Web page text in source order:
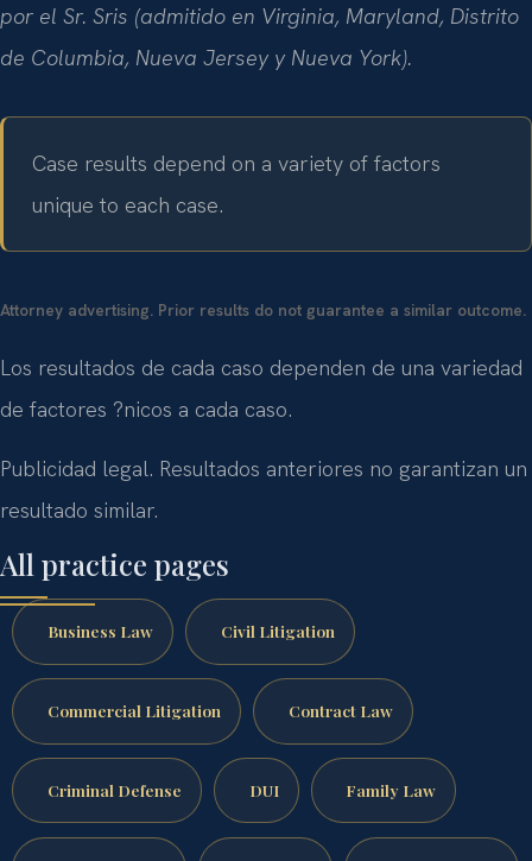
por el Sr. Sris (admitido en Virginia, Maryland, Distrito
de Columbia, Nueva Jersey y Nueva York).
Case results depend on a variety of factors
unique to each case.
Attorney advertising. Prior results do not guarantee a similar outcome.
Los resultados de cada caso dependen de una variedad
de factores ?nicos a cada caso.
Publicidad legal. Resultados anteriores no garantizan un
resultado similar.
All practice pages
Business Law Civil Litigation
Commercial Litigation Contract Law
Criminal Defense DUI Family Law